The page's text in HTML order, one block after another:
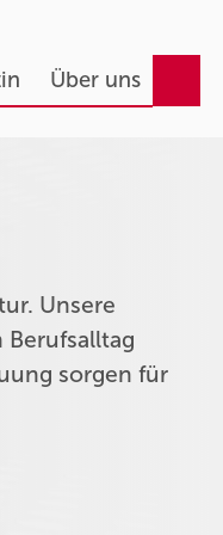
Über uns
Unsere
sorgen für